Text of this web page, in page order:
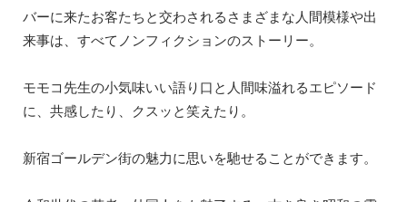
バーに来たお客たちと交わされるさまざまな人間模様や出
来事は、すべてノンフィクションのストーリー。
モモコ先生の小気味いい語り口と人間味溢れるエピソード
に、共感したり、クスッと笑えたり。
新宿ゴールデン街の魅力に思いを馳せることができます。